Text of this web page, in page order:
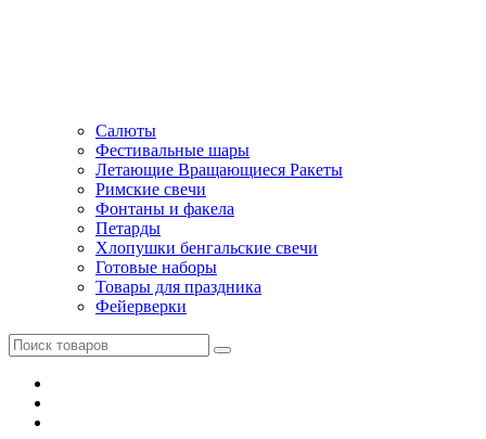
Салюты
Фестивальные шары
Летающие Вращающиеся Ракеты
Римские свечи
Фонтаны и факела
Петарды
Хлопушки бенгальские свечи
Готовые наборы
Товары для праздника
Фейерверки